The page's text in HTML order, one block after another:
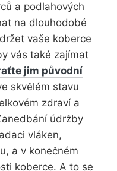
a podlahových
na dlouhodobé
vaše koberce
vás také zajímat
jim původní
skvělém stavu
zdraví a
údržby
vláken,
a v konečném
koberce. A to se